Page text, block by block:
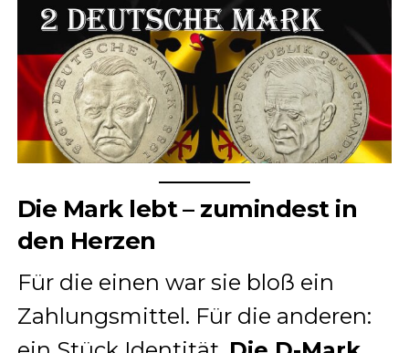
Die Mark lebt – zumindest in
den Herzen
Für die einen war sie bloß ein
Zahlungsmittel. Für die anderen: